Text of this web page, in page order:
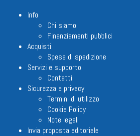
Info
Chi siamo
Finanziamenti pubblici
Acquisti
Spese di spedizione
Servizi e supporto
Contatti
Sicurezza e privacy
Termini di utilizzo
Cookie Policy
Note legali
Invia proposta editoriale